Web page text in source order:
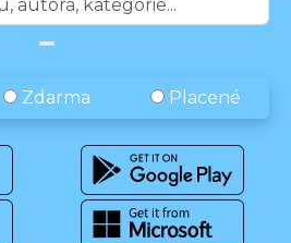
Zdarma Placené